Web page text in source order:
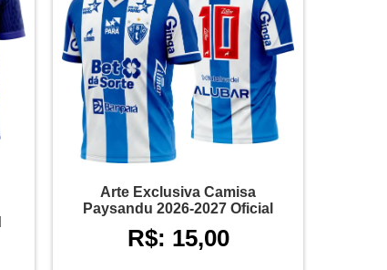
Arte Exclusiva Camisa
Paysandu 2026-2027 Oficial
R$: 15,00